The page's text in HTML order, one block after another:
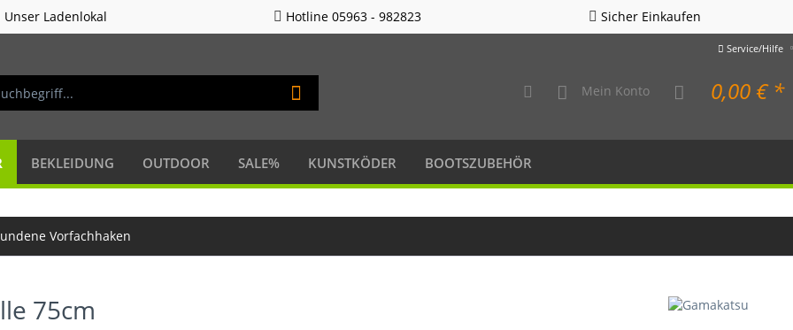
Unser Ladenlokal Hotline 05963 - 982823 Sicher Einkaufen
Service/Hilfe
Mein Konto 0,00 € *
BEKLEIDUNG OUTDOOR SALE% KUNSTKÖDER BOOTSZUBEHÖR
Vorfachhaken
75cm